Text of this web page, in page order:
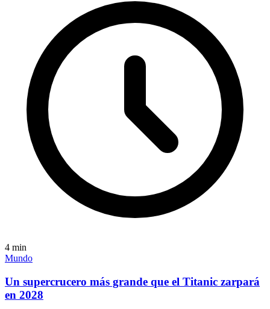
4 min
Mundo
Un supercrucero más grande que el Titanic zarpará
en 2028